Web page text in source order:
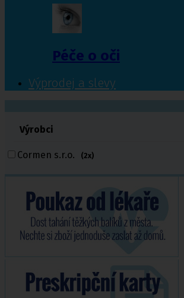
Péče o oči
Výprodej a slevy
Výrobci
Cormen s.r.o. (2x)461 616 039